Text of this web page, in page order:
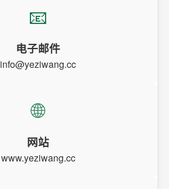
📧
电子邮件
info@yeziwang.cc
🌐
网站
www.yeziwang.cc